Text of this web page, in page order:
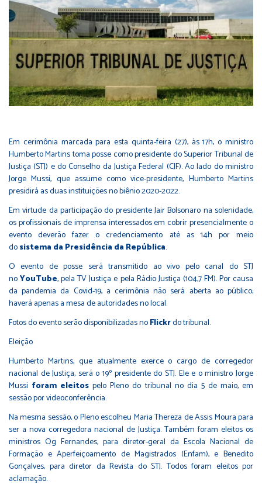
Em cerimônia marcada para esta quinta-feira (27), às 17h, o ministro
Humberto Martins toma posse como presidente do Superior Tribunal de
Justiça (STJ) e do Conselho da Justiça Federal (CJF). Ao lado do ministro
Jorge Mussi, que assume como vice-presidente, Humberto Martins
presidirá as duas instituições no biênio 2020-2022.
Em virtude da participação do presidente Jair Bolsonaro na solenidade,
os profissionais de imprensa interessados em cobrir presencialmente o
evento deverão fazer o credenciamento até as 14h por meio
dosistema da Presidência da República.​
O evento de posse será transmitido ao vivo pelo canal do STJ
noYouTube, pela TV Justiça e pela Rádio Justiça (104,7 FM). Por causa
da pandemia da Covid-19, a cerimônia não será aberta ao público;
haverá apenas a mesa de autoridades no local.
Fotos do evento serão disponibilizadas noFlickrdo tribunal.
Ele​ição
Humberto Martins, que atualmente exerce o cargo de corregedor
nacional de Justiça, será o 19º presidente do STJ. Ele e o ministro Jorge
Mussi foram eleitos pelo Pleno do tribunal no dia 5 de maio, em
sessão por videoconferência.
Na mesma sessão, o Plenoescolheu Maria Thereza de Assis Moura para
ser a nova corregedora nacional de Justiça. Também foram eleitos os
ministros Og Fernandes, para diretor-geral da Escola Nacional de
Formação e Aperfeiçoamento de Magistrados (Enfam), e Benedito
Gonçalves, para diretor da Revista do STJ. Todos foram eleitos por
aclamação.